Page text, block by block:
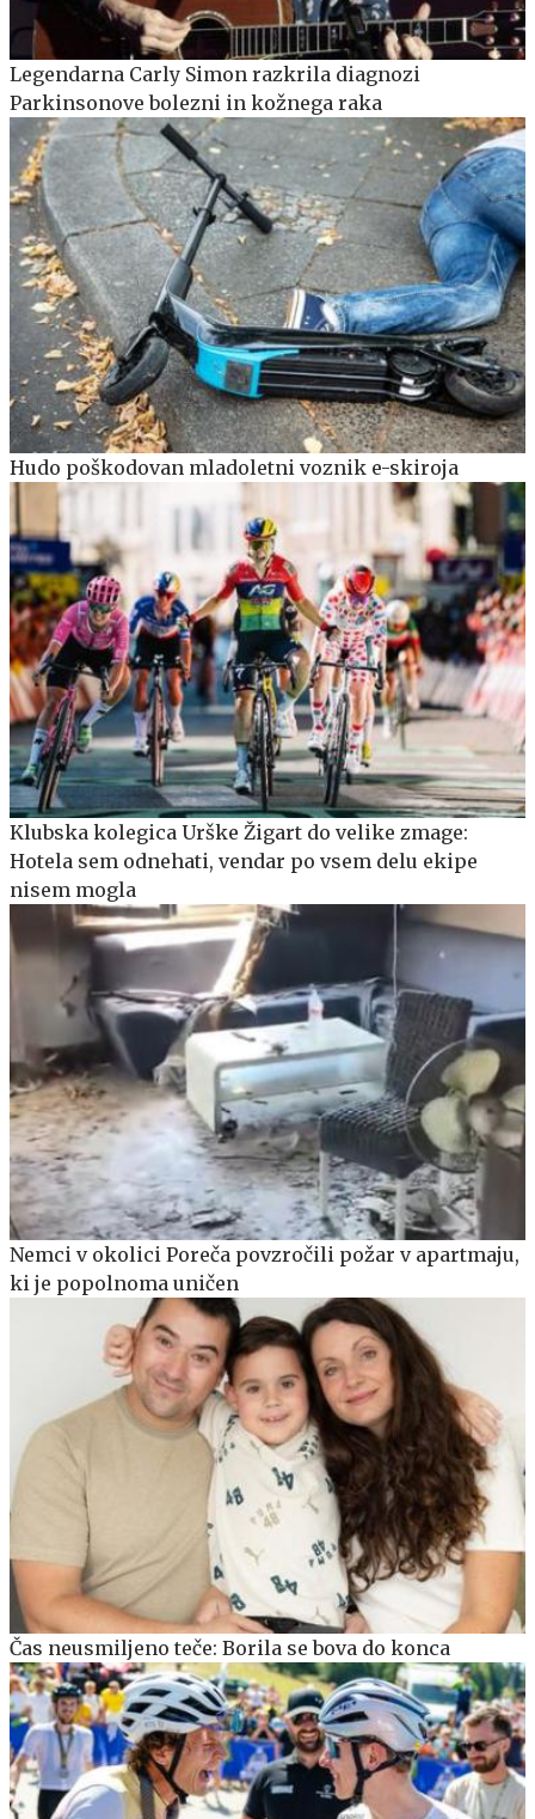
Legendarna Carly Simon razkrila diagnozi
Parkinsonove bolezni in kožnega raka
Hudo poškodovan mladoletni voznik e-skiroja
Klubska kolegica Urške Žigart do velike zmage:
Hotela sem odnehati, vendar po vsem delu ekipe
nisem mogla
Nemci v okolici Poreča povzročili požar v apartmaju,
ki je popolnoma uničen
Čas neusmiljeno teče: Borila se bova do konca